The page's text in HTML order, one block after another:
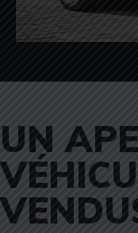
UN